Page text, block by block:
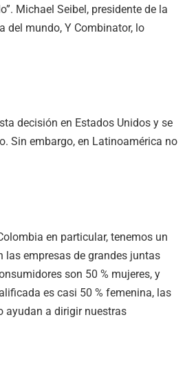
Michael Seibel, presidente de la
del mundo, Y Combinator, lo
decisión en Estados Unidos y se
Sin embargo, en Latinoamérica no
en particular, tenemos un
las empresas de grandes juntas
son 50 % mujeres, y
es casi 50 % femenina, las
ayudan a dirigir nuestras